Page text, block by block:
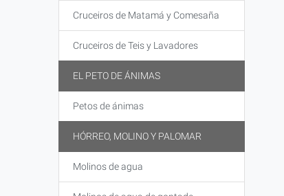
Cruceiros de Matamá y Comesaña
Cruceiros de Teis y Lavadores
EL PETO DE ÁNIMAS
Petos de ánimas
HÓRREO, MOLINO Y PALOMAR
Molinos de agua